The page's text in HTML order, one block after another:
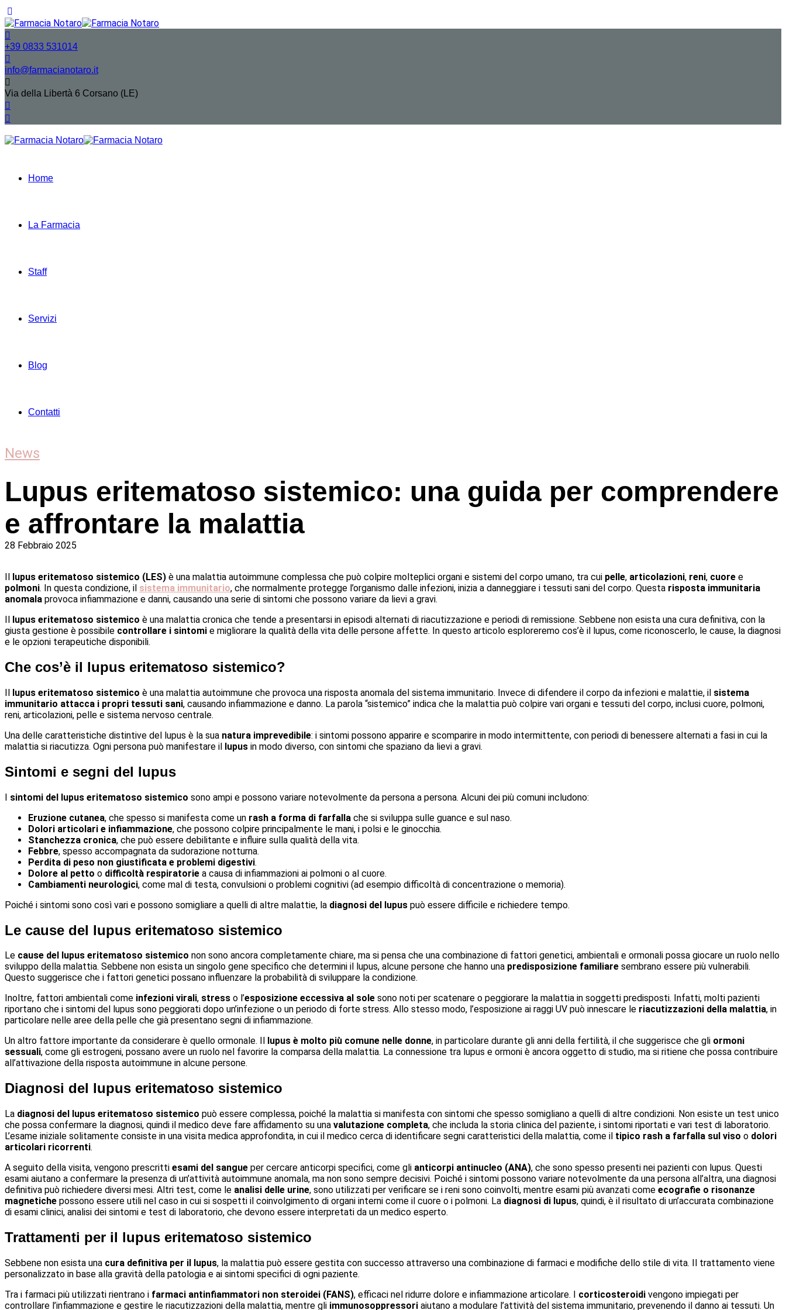
+39 0833 531014
info@farmacianotaro.it
Via della Libertà 6 Corsano (LE)
Home
La Farmacia
Staff
Servizi
Blog
Contatti
News
Lupus eritematoso sistemico: una guida per comprendere
e affrontare la malattia
28 Febbraio 2025
Il lupus eritematoso sistemico (LES) è una malattia autoimmune complessa che può colpire molteplici organi e sistemi del corpo umano, tra cui pelle, articolazioni, reni, cuore e
polmoni. In questa condizione, il sistema immunitario, che normalmente protegge l’organismo dalle infezioni, inizia a danneggiare i tessuti sani del corpo. Questa risposta immunitaria
anomala provoca infiammazione e danni, causando una serie di sintomi che possono variare da lievi a gravi.
Il lupus eritematoso sistemico è una malattia cronica che tende a presentarsi in episodi alternati di riacutizzazione e periodi di remissione. Sebbene non esista una cura definitiva, con la
giusta gestione è possibile controllare i sintomi e migliorare la qualità della vita delle persone affette. In questo articolo esploreremo cos’è il lupus, come riconoscerlo, le cause, la diagnosi
e le opzioni terapeutiche disponibili.
Che cos’è il lupus eritematoso sistemico?
Il lupus eritematoso sistemico è una malattia autoimmune che provoca una risposta anomala del sistema immunitario. Invece di difendere il corpo da infezioni e malattie, il sistema
immunitario attacca i propri tessuti sani, causando infiammazione e danno. La parola “sistemico” indica che la malattia può colpire vari organi e tessuti del corpo, inclusi cuore, polmoni,
reni, articolazioni, pelle e sistema nervoso centrale.
Una delle caratteristiche distintive del lupus è la sua natura imprevedibile: i sintomi possono apparire e scomparire in modo intermittente, con periodi di benessere alternati a fasi in cui la
malattia si riacutizza. Ogni persona può manifestare il lupus in modo diverso, con sintomi che spaziano da lievi a gravi.
Sintomi e segni del lupus
I sintomi del lupus eritematoso sistemico sono ampi e possono variare notevolmente da persona a persona. Alcuni dei più comuni includono:
Eruzione cutanea, che spesso si manifesta come un rash a forma di farfalla che si sviluppa sulle guance e sul naso.
Dolori articolari e infiammazione, che possono colpire principalmente le mani, i polsi e le ginocchia.
Stanchezza cronica, che può essere debilitante e influire sulla qualità della vita.
Febbre, spesso accompagnata da sudorazione notturna.
Perdita di peso non giustificata e problemi digestivi.
Dolore al petto o difficoltà respiratorie a causa di infiammazioni ai polmoni o al cuore.
Cambiamenti neurologici, come mal di testa, convulsioni o problemi cognitivi (ad esempio difficoltà di concentrazione o memoria).
Poiché i sintomi sono così vari e possono somigliare a quelli di altre malattie, la diagnosi del lupus può essere difficile e richiedere tempo.
Le cause del lupus eritematoso sistemico
Le cause del lupus eritematoso sistemico non sono ancora completamente chiare, ma si pensa che una combinazione di fattori genetici, ambientali e ormonali possa giocare un ruolo nello
sviluppo della malattia. Sebbene non esista un singolo gene specifico che determini il lupus, alcune persone che hanno una predisposizione familiare sembrano essere più vulnerabili.
Questo suggerisce che i fattori genetici possano influenzare la probabilità di sviluppare la condizione.
Inoltre, fattori ambientali come infezioni virali, stress o l’esposizione eccessiva al sole sono noti per scatenare o peggiorare la malattia in soggetti predisposti. Infatti, molti pazienti
riportano che i sintomi del lupus sono peggiorati dopo un’infezione o un periodo di forte stress. Allo stesso modo, l’esposizione ai raggi UV può innescare le riacutizzazioni della malattia, in
particolare nelle aree della pelle che già presentano segni di infiammazione.
Un altro fattore importante da considerare è quello ormonale. Il
lupus è molto più comune nelle donne, in particolare durante gli anni della fertilità, il che suggerisce che gli ormoni
sessuali, come gli estrogeni, possano avere un ruolo nel favorire la comparsa della malattia. La connessione tra lupus e ormoni è ancora oggetto di studio, ma si ritiene che possa contribuire
all’attivazione della risposta autoimmune in alcune persone.
Diagnosi del lupus eritematoso sistemico
La diagnosi del lupus eritematoso sistemico può essere complessa, poiché la malattia si manifesta con sintomi che spesso somigliano a quelli di altre condizioni. Non esiste un test unico
che possa confermare la diagnosi, quindi il medico deve fare affidamento su una valutazione completa, che includa la storia clinica del paziente, i sintomi riportati e vari test di laboratorio.
L’esame iniziale solitamente consiste in una visita medica approfondita, in cui il medico cerca di identificare segni caratteristici della malattia, come il tipico rash a farfalla sul viso o dolori
articolari ricorrenti.
A seguito della visita, vengono prescritti esami del sangue per cercare anticorpi specifici, come gli anticorpi antinucleo (ANA), che sono spesso presenti nei pazienti con lupus. Questi
esami aiutano a confermare la presenza di un’attività autoimmune anomala, ma non sono sempre decisivi. Poiché i sintomi possono variare notevolmente da una persona all’altra, una diagnosi
definitiva può richiedere diversi mesi. Altri test, come le analisi delle urine, sono utilizzati per verificare se i reni sono coinvolti, mentre esami più avanzati come ecografie o risonanze
magnetiche possono essere utili nel caso in cui si sospetti il coinvolgimento di organi interni come il cuore o i polmoni. La diagnosi di lupus, quindi, è il risultato di un’accurata combinazione
di esami clinici, analisi dei sintomi e test di laboratorio, che devono essere interpretati da un medico esperto.
Trattamenti per il lupus eritematoso sistemico
Sebbene non esista una cura definitiva per il lupus, la malattia può essere gestita con successo attraverso una combinazione di farmaci e modifiche dello stile di vita. Il trattamento viene
personalizzato in base alla gravità della patologia e ai sintomi specifici di ogni paziente.
Tra i farmaci più utilizzati rientrano i farmaci antinfiammatori non steroidei (FANS), efficaci nel ridurre dolore e infiammazione articolare. I corticosteroidi vengono impiegati per
controllare l’infiammazione e gestire le riacutizzazioni della malattia, mentre gli immunosoppressori aiutano a modulare l’attività del sistema immunitario, prevenendo il danno ai tessuti. Un